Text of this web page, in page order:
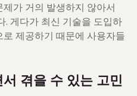
가 거의 발생하지 않아서
. 게다가 최신 기술을 도입하
제공하기 때문에 사용자들
겪을 수 있는 고민